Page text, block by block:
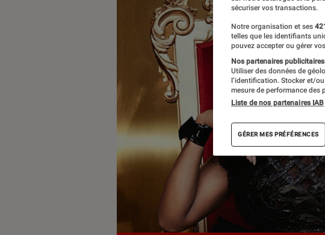
sécuriser vos transactions.
Notre organisation et ses 421
telles que les identifiants
pouvez accepter ou gérer
Nos partenaires
Utiliser des données de
l’identification. Stocker et/
mesure de performance des
Liste de nos partenaires IAB
GÉRER MES PRÉFÉRENCES